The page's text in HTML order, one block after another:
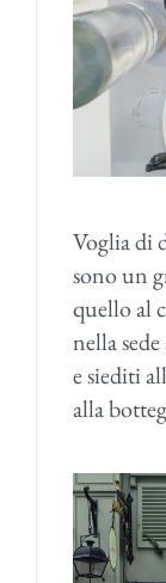
Voglia di
sono un
quello al
nella
e siediti
alla